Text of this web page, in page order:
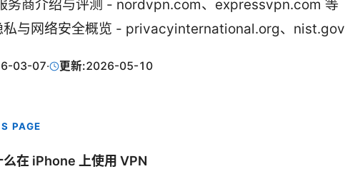
务商介绍与评测 - nordvpn.com、expressvpn.com 等
私与网络安全概览 - privacyinternational.org、nist.gov
03-07· 更新:2026-05-10
PAGE
么在 iPhone 上使用 VPN